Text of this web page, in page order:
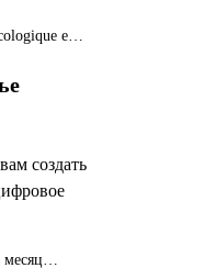
создать
Ministère de la transition écologique et solidaire